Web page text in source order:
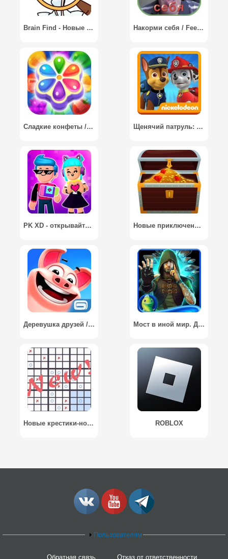
Brain Find - Новые испытания, взрывающие мозг Накорми себя / Feed yourself
Сладкие конфеты / Tasty Treats - A Match 3 Puzzle Game Щенячий патруль: На помощь друзьям / PAW Patrol: Rescue Run HD
PK XD - открывайте новые миры! Новые приключения Джека / Jack's New Adventures
Деревушка друзей / Country Friends Мост в иной мир. Другие (Full) / Bridge: The Others (Full)
Новые крестики-нолики ROBLOX
Пользователям
Обратная связь Отказ от ответственности